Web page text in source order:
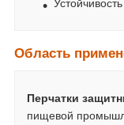
Область
Перчатки
пищевой